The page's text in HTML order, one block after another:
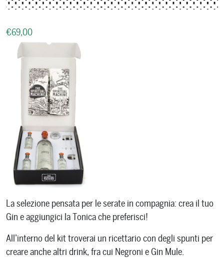
€69,00
La selezione pensata per le serate in compagnia: crea il tuo
Gin e aggiungici la Tonica che preferisci!
All’interno del kit troverai un ricettario con degli spunti per
creare anche altri drink, fra cui Negroni e Gin Mule.